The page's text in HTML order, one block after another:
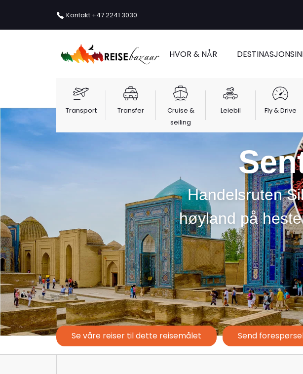
Kontakt +47 2241 3030
HVOR & NÅR
Transport Transfer
Cruise &
seiling
Leiebil Fly & Drive
Handelsruten
høyland på
Se våre reiser til dette reisemålet Send